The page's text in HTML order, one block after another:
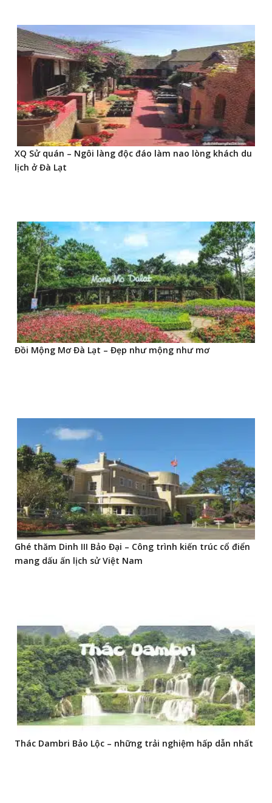
XQ Sử quán – Ngôi làng độc đáo làm nao lòng khách du
lịch ở Đà Lạt
Đồi Mộng Mơ Đà Lạt – Đẹp như mộng như mơ
Ghé thăm Dinh III Bảo Đại – Công trình kiến trúc cổ điển
mang dấu ấn lịch sử Việt Nam
Thác Dambri Bảo Lộc – những trải nghiệm hấp dẫn nhất